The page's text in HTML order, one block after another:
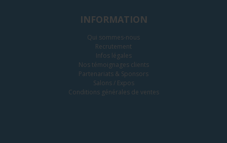
INFORMATION
Qui sommes-nous
Recrutement
Infos légales
Nos témoignages clients
Partenariats & Sponsors
Salons / Expos
Conditions générales de ventes